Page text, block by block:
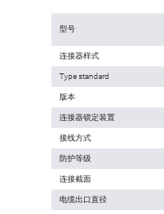
型号
连接器样式
Type standard
版本
连接器锁定装置
接线方式
防护等级
连接截面
电缆出口直径